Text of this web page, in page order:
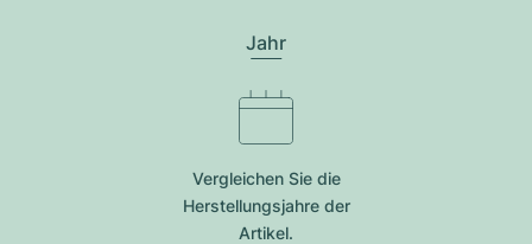
Jahr
Vergleichen Sie die
Herstellungsjahre der
Artikel.